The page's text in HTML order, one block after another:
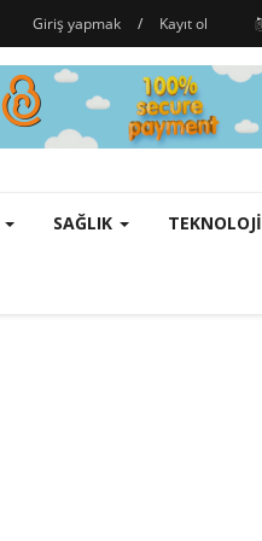
Giriş yapmak / Kayıt ol
SAĞLIK TEKNOLOJI